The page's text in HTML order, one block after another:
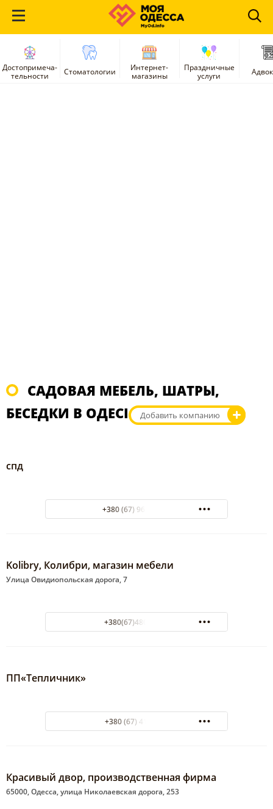
Достопримеча-
тельности
Стоматологии
Интернет-
магазины
Праздничные
услуги
САДОВАЯ МЕБЕЛЬ, ШАТРЫ,
БЕСЕДКИ В ОДЕСІ
Добавить компанию
спд
+380 (67) 960-16-21
Kolibry, Колибри, магазин мебели
Улица Овидиопольская дорога, 7
+380(67)480-88-68
ПП«Тепличник»
+380 (67) 4176575
Красивый двор, производственная фирма
65000, Одесса, улица Николаевская дорога, 253